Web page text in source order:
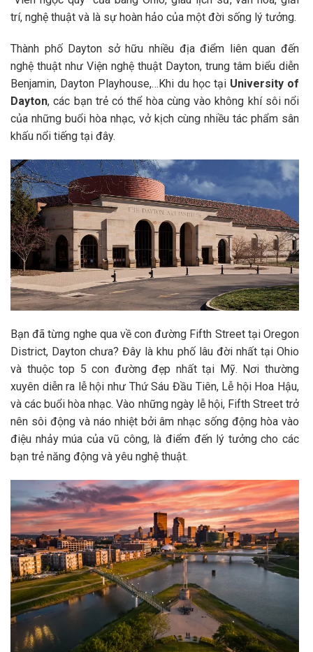
trí, nghệ thuật và là sự hoàn hảo của một đời sống lý tưởng.
Thành phố Dayton sở hữu nhiều địa điểm liên quan đến
nghệ thuật như Viện nghệ thuật Dayton, trung tâm biểu diễn
Benjamin, Dayton Playhouse,…Khi du học tại University of
Dayton, các bạn trẻ có thể hòa cùng vào không khí sôi nổi
của những buổi hòa nhạc, vở kịch cùng nhiều tác phẩm sân
khấu nổi tiếng tại đây.
Bạn đã từng nghe qua về con đường Fifth Street tại Oregon
District, Dayton chưa? Đây là khu phố lâu đời nhất tại Ohio
và thuộc top 5 con đường đẹp nhất tại Mỹ. Nơi thường
xuyên diễn ra lễ hội như Thứ Sáu Đầu Tiên, Lễ hội Hoa Hậu,
và các buổi hòa nhạc. Vào những ngày lễ hội, Fifth Street trở
nên sôi động và náo nhiệt bởi âm nhạc sống động hòa vào
điệu nhảy múa của vũ công, là điểm đến lý tưởng cho các
bạn trẻ năng động và yêu nghệ thuật.